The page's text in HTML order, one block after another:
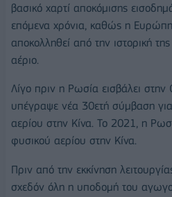
βασικό χαρτί αποκόμισης
επόμενα χρόνια, καθώς η
αποκολληθεί από την ιστορική
αέριο.
Λίγο πριν η Ρωσία εισβάλει στην
υπέγραψε νέα 30ετή σύμβαση
αερίου στην Κίνα. Το 2021, η
φυσικού αερίου στην Κίνα.
Πριν από την εκκίνηση
σχεδόν όλη η υποδομή του